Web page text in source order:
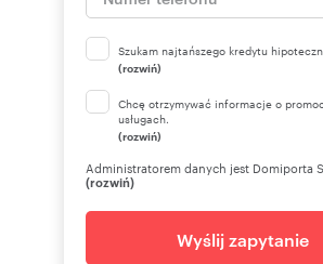
Szukam najtańszego kredytu
(rozwiń)
Chcę otrzymywać informacje o
usługach.
(rozwiń)
Administratorem danych jest Domiporta
(rozwiń)
Wyślij zapytanie